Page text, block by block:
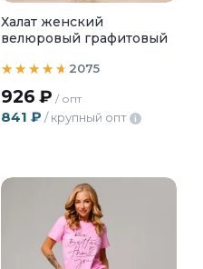
Халат женский
велюровый графитовый
2075
926 ₽ / опт
841 ₽ / крупный опт i